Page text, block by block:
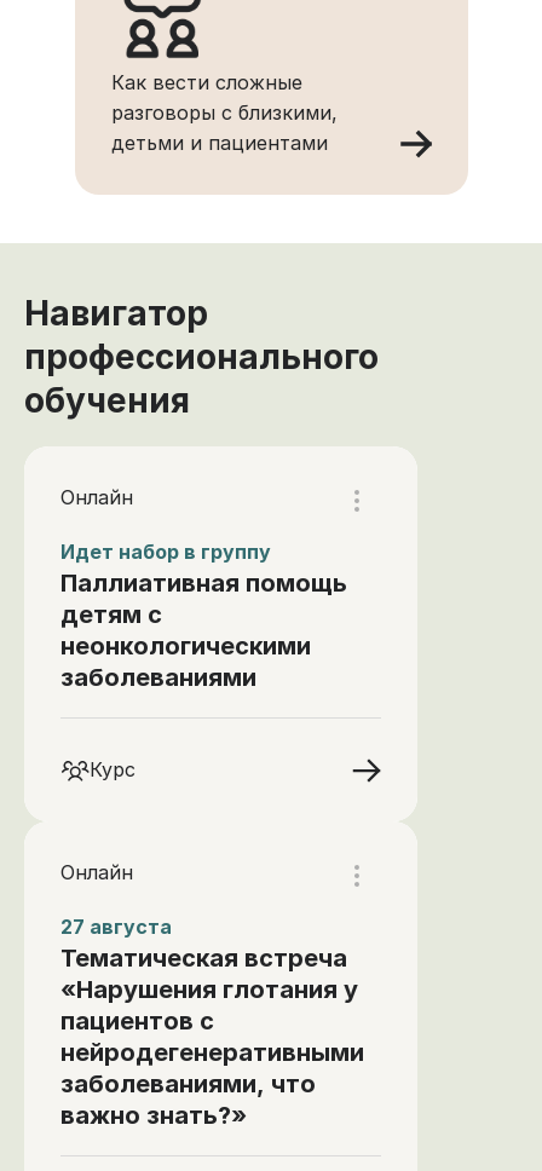
Как вести сложные
разговоры с близкими,
детьми и пациентами
Навигатор
профессионального
обучения
Онлайн
Идет набор в группу
Паллиативная помощь
детям с
неонкологическими
заболеваниями
Курс
Онлайн
27 августа
Тематическая встреча
«Нарушения глотания у
пациентов с
нейродегенеративными
заболеваниями, что
важно знать?»